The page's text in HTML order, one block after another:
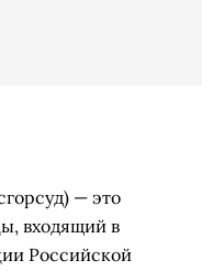
— это
входящий в
Российской